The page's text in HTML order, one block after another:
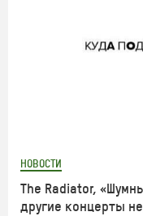
НОВОСТИ
The Radiator,
другие концерты